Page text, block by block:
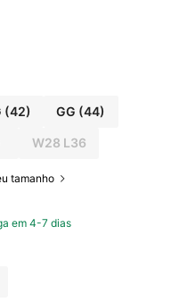
(42) GG (44)
W28 L36
tamanho
em 4-7 dias